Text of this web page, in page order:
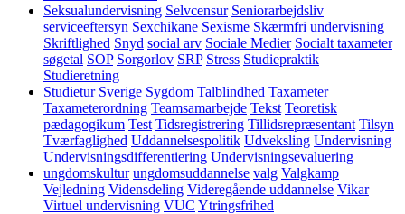
Seksualundervisning Selvcensur Seniorarbejdsliv
serviceeftersyn Sexchikane Sexisme Skærmfri undervisning
Skriftlighed Snyd social arv Sociale Medier Socialt taxameter
søgetal SOP Sorgorlov SRP Stress Studiepraktik
Studieretning
Studietur Sverige Sygdom Talblindhed Taxameter
Taxameterordning Teamsamarbejde Tekst Teoretisk
pædagogikum Test Tidsregistrering Tillidsrepræsentant Tilsyn
Tværfaglighed Uddannelsespolitik Udveksling Undervisning
Undervisningsdifferentiering Undervisningsevaluering
ungdomskultur ungdomsuddannelse valg Valgkamp
Vejledning Vidensdeling Videregående uddannelse Vikar
Virtuel undervisning VUC Ytringsfrihed